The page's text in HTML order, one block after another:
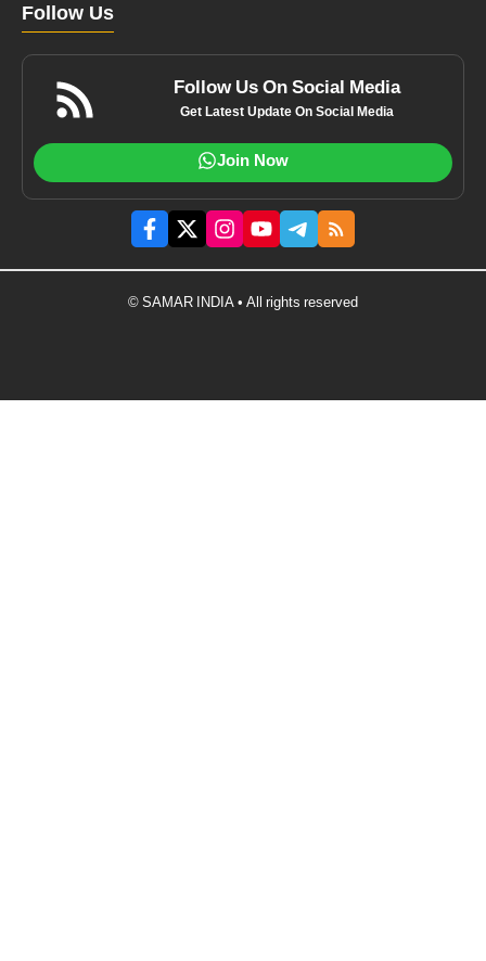
Follow Us
Follow Us On Social Media
Get Latest Update On Social Media
Join Now
© SAMAR INDIA • All rights reserved